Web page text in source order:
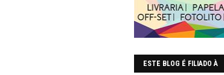
ESTE BLOG É FILIADO À